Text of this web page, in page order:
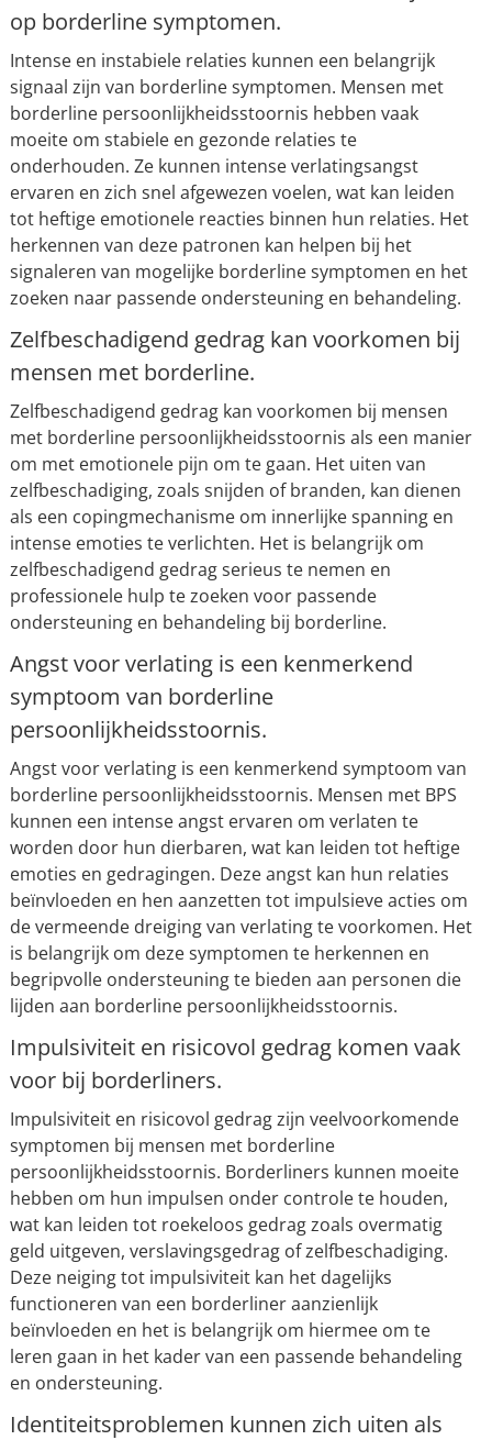
op borderline symptomen.
Intense en instabiele relaties kunnen een belangrijk
signaal zijn van borderline symptomen. Mensen met
borderline persoonlijkheidsstoornis hebben vaak
moeite om stabiele en gezonde relaties te
onderhouden. Ze kunnen intense verlatingsangst
ervaren en zich snel afgewezen voelen, wat kan leiden
tot heftige emotionele reacties binnen hun relaties. Het
herkennen van deze patronen kan helpen bij het
signaleren van mogelijke borderline symptomen en het
zoeken naar passende ondersteuning en behandeling.
Zelfbeschadigend gedrag kan voorkomen bij
mensen met borderline.
Zelfbeschadigend gedrag kan voorkomen bij mensen
met borderline persoonlijkheidsstoornis als een manier
om met emotionele pijn om te gaan. Het uiten van
zelfbeschadiging, zoals snijden of branden, kan dienen
als een copingmechanisme om innerlijke spanning en
intense emoties te verlichten. Het is belangrijk om
zelfbeschadigend gedrag serieus te nemen en
professionele hulp te zoeken voor passende
ondersteuning en behandeling bij borderline.
Angst voor verlating is een kenmerkend
symptoom van borderline
persoonlijkheidsstoornis.
Angst voor verlating is een kenmerkend symptoom van
borderline persoonlijkheidsstoornis. Mensen met BPS
kunnen een intense angst ervaren om verlaten te
worden door hun dierbaren, wat kan leiden tot heftige
emoties en gedragingen. Deze angst kan hun relaties
beïnvloeden en hen aanzetten tot impulsieve acties om
de vermeende dreiging van verlating te voorkomen. Het
is belangrijk om deze symptomen te herkennen en
begripvolle ondersteuning te bieden aan personen die
lijden aan borderline persoonlijkheidsstoornis.
Impulsiviteit en risicovol gedrag komen vaak
voor bij borderliners.
Impulsiviteit en risicovol gedrag zijn veelvoorkomende
symptomen bij mensen met borderline
persoonlijkheidsstoornis. Borderliners kunnen moeite
hebben om hun impulsen onder controle te houden,
wat kan leiden tot roekeloos gedrag zoals overmatig
geld uitgeven, verslavingsgedrag of zelfbeschadiging.
Deze neiging tot impulsiviteit kan het dagelijks
functioneren van een borderliner aanzienlijk
beïnvloeden en het is belangrijk om hiermee om te
leren gaan in het kader van een passende behandeling
en ondersteuning.
Identiteitsproblemen kunnen zich uiten als